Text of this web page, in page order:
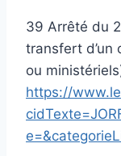
39 Arrêté du
transfert d’un
ou
https://